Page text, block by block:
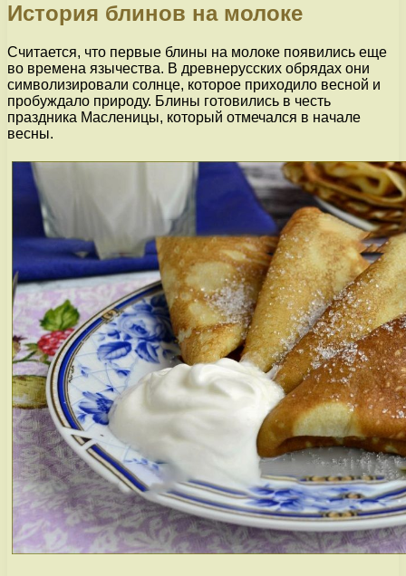
История блинов на молоке
Считается, что первые блины на молоке появились еще
во времена язычества. В древнерусских обрядах они
символизировали солнце, которое приходило весной и
пробуждало природу. Блины готовились в честь
праздника Масленицы, который отмечался в начале
весны.